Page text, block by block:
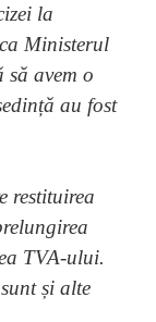
la
Ministerul
avem o
au fost
restituirea
TVA-ului.
și alte